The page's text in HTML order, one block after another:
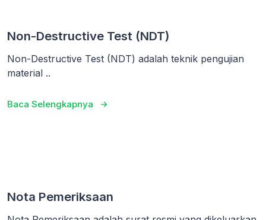
Non-Destructive Test (NDT)
Non-Destructive Test (NDT) adalah teknik pengujian
material ..
Baca Selengkapnya
Nota Pemeriksaan